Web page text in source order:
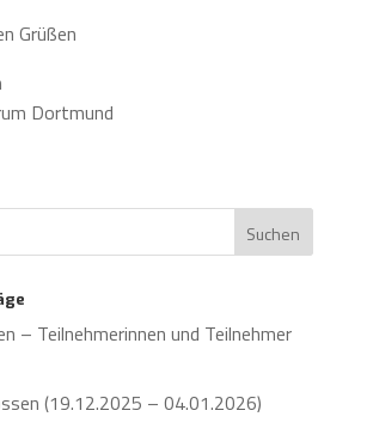
Grüßen
Dortmund
– Teilnehmerinnen und Teilnehmer
(19.12.2025 – 04.01.2026)